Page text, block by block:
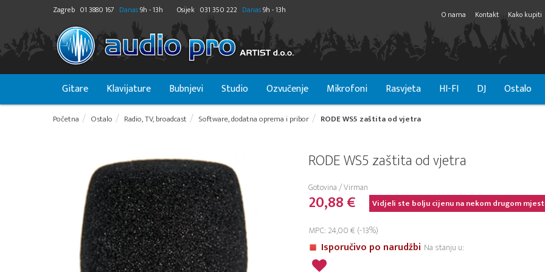
Zagreb 01 3880 167 Danas9h - 13h Osijek 031 350 222 Danas9h - 13h O nama Kontakt Kako kupiti
Gitare Klavijature Bubnjevi Studio Ozvučenje Mikrofoni Rasvjeta HI-FI DJ Ostalo
Početna Ostalo Radio, TV, broadcast Software, dodatna oprema i pribor RODE WS5 zaštita od vjetra
RODE WS5 zaštita od vjetra
Gotovina / Virman
20,88 € Vidjeli ste bolju cijenu na nekom drugom
MPC: 24,00 € (-13%)
Isporučivo po narudžbi Na stanju u: